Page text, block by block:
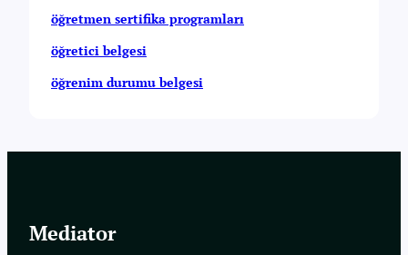
öğretmen sertifika programları
öğretici belgesi
öğrenim durumu belgesi
Mediator